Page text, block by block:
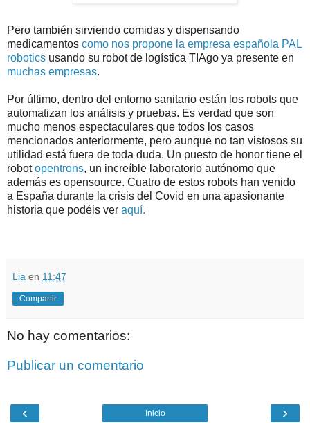
Pero también sirviendo comidas y dispensando
medicamentos como nos propone la empresa española PAL
robotics usando su robot de logística TIAgo ya presente en
muchas empresas.
Por último, dentro del entorno sanitario están los robots que
automatizan los análisis y pruebas. Es verdad que son
mucho menos espectaculares que todos los casos
mencionados anteriormente, pero aunque no tan vistosos su
utilidad está fuera de toda duda. Un puesto de honor tiene el
robotopentrons, un increíble laboratorio autónomo que
además es opensource. Cuatro de estos robots han venido
a España durante la crisis del Covid en una apasionante
historia que podéis ver aquí.
Lia en 11:47
Compartir
No hay comentarios:
Publicar un comentario
‹ ›
Inicio